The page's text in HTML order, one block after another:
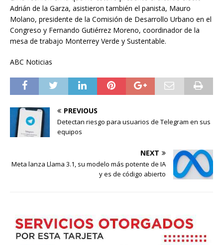
Adrián de la Garza, asistieron también el panista, Mauro
Molano, presidente de la Comisión de Desarrollo Urbano en el
Congreso y Fernando Gutiérrez Moreno, coordinador de la
mesa de trabajo Monterrey Verde y Sustentable.
ABC Noticias
PREVIOUS
Detectan riesgo para usuarios de Telegram en sus
equipos
NEXT
Meta lanza Llama 3.1, su modelo más potente de IA
y es de código abierto